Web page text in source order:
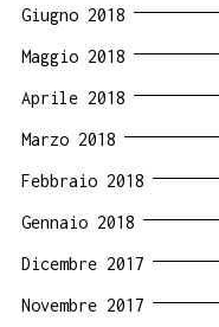
Giugno 2018
Maggio 2018
Aprile 2018
Marzo 2018
Febbraio 2018
Gennaio 2018
Dicembre 2017
Novembre 2017